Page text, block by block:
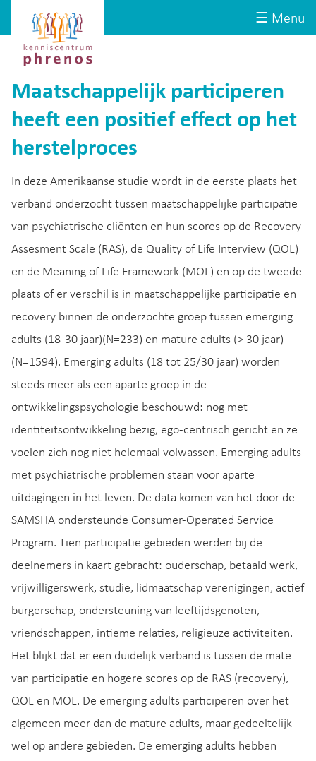
☰ Menu
Kenniscentrum
Phrenos
website
Maatschappelijk participeren
heeft een positief effect op het
herstelproces
In deze Amerikaanse studie wordt in de eerste plaats het
verband onderzocht tussen maatschappelijke participatie
van psychiatrische cliënten en hun scores op de Recovery
Assesment Scale (RAS), de Quality of Life Interview (QOL)
en de Meaning of Life Framework (MOL) en op de tweede
plaats of er verschil is in maatschappelijke participatie en
recovery binnen de onderzochte groep tussen emerging
adults (18-30 jaar)(N=233) en mature adults (> 30 jaar)
(N=1594). Emerging adults (18 tot 25/30 jaar) worden
steeds meer als een aparte groep in de
ontwikkelingspsychologie beschouwd: nog met
identiteitsontwikkeling bezig, ego-centrisch gericht en ze
voelen zich nog niet helemaal volwassen. Emerging adults
met psychiatrische problemen staan voor aparte
uitdagingen in het leven. De data komen van het door de
SAMSHA ondersteunde Consumer-Operated Service
Program. Tien participatie gebieden werden bij de
deelnemers in kaart gebracht: ouderschap, betaald werk,
vrijwilligerswerk, studie, lidmaatschap verenigingen, actief
burgerschap, ondersteuning van leeftijdsgenoten,
vriendschappen, intieme relaties, religieuze activiteiten.
Het blijkt dat er een duidelijk verband is tussen de mate
van participatie en hogere scores op de RAS (recovery),
QOL en MOL. De emerging adults participeren over het
algemeen meer dan de mature adults, maar gedeeltelijk
wel op andere gebieden. De emerging adults hebben